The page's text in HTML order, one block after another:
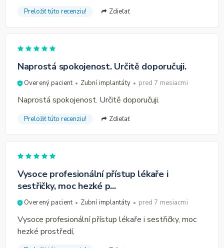
Preložiť túto recenziu! Zdieľať
Naprostá spokojenost. Určitě doporučuji.
Overený pacient Zubní implantáty pred 7 mesiacmi
Naprostá spokojenost. Určitě doporučuji.
Preložiť túto recenziu! Zdieľať
Vysoce profesionální přístup lékaře i
sestřičky, moc hezké p...
Overený pacient Zubní implantáty pred 7 mesiacmi
Vysoce profesionální přístup lékaře i sestřičky, moc
hezké prostředí,